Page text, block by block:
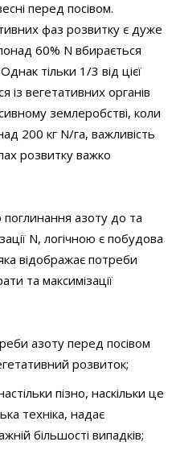
перед посівом.
фаз розвитку є дуже
60% N вбирається
тільки 1/3 від цієї
із вегетативних органів
землеробстві, коли
200 кг N/га, важливість
розвитку важко
азоту до та
N, логічною є побудова
відображає потреби
та максимізації
азоту перед посівом
розвиток;
пізно, наскільки це
техніка, надає
більшості випадків;